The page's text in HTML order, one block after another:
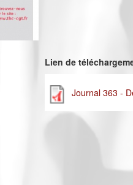
Lien de
Journal 363 -